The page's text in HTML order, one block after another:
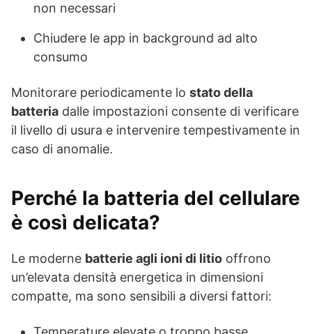
non necessari
Chiudere le app in background ad alto
consumo
Monitorare periodicamente lo stato della
batteria dalle impostazioni consente di verificare
il livello di usura e intervenire tempestivamente in
caso di anomalie.
Perché la batteria del cellulare
è così delicata?
Le moderne batterie agli ioni di litio offrono
un’elevata densità energetica in dimensioni
compatte, ma sono sensibili a diversi fattori: